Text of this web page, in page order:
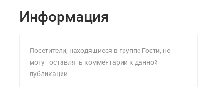
Информация
Посетители, находящиеся в группе Гости, не
могут оставлять комментарии к данной
публикации.